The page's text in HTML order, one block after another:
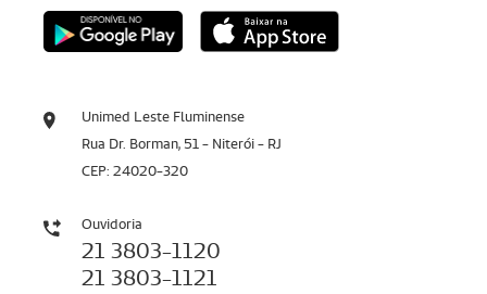
Unimed Leste Fluminense
Rua Dr. Borman, 51 - Niterói - RJ
CEP: 24020-320
Ouvidoria
21 3803-1120
21 3803-1121